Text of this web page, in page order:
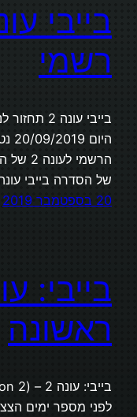
רשמי
של הסדרה בייבי עונה 2
20 בספטמבר 2019
ראשונה
לפני מספר ימים